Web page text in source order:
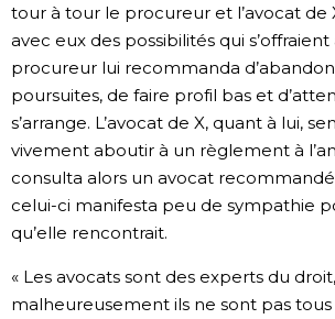
tour à tour le procureur et l’avocat de
avec eux des possibilités qui s’offraient
procureur lui recommanda
poursuites, de faire profil bas et
s’arrange. L’avocat de X, quant à lui,
vivement aboutir à un règlement à
consulta alors un avocat
celui-ci manifesta peu de sympathie
qu’elle rencontrait.
« Les avocats sont des experts du
malheureusement ils ne sont pas